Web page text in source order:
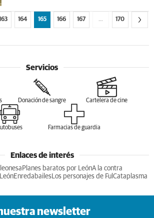
163 164 165 166 167 … 170
Servicios
Donación de sangre Cartelera de cine
Farmacias de guardia
Enlaces de interés
Planes baratos por LeónA la contra
EnredabailesLos personajes de Ful Cataplasma
newsletter